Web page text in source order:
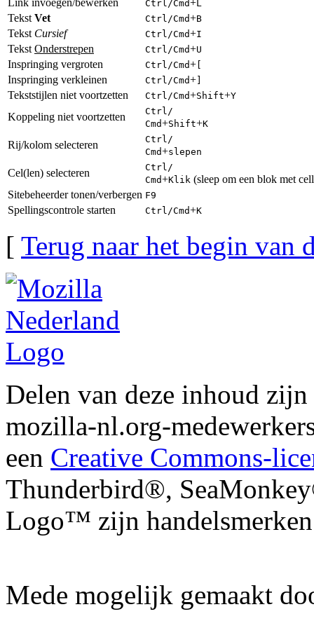
Link invoegen/bewerken Ctrl /Cmd+
Tekst Vet Ctrl /Cmd+B
Tekst Cursief Ctrl /Cmd+I
Tekst Onderstrepen Ctrl /Cmd+U
Inspringing vergroten Ctrl /Cmd+
Inspringing verkleinen Ctrl /Cmd+
Tekststijlen niet voortzetten Ctrl /Cmd+Shift+Y
Koppeling niet voortzetten Ctrl /
Cmd+Shift+K
Rij/kolom selecteren Ctrl /
Cmd+slepen
Cel(len) selecteren Ctrl /
Cmd+Klik (sleep om een blok met
Sitebeheerder tonen/verbergen F9
Spellingscontrole starten Ctrl /Cmd+K
[ Terug naar het begin van
Delen van deze inhoud
mozilla-nl.org-
een Creative Commons-
Thunderbird®,
Logo™ zijn
Mede mogelijk gemaakt